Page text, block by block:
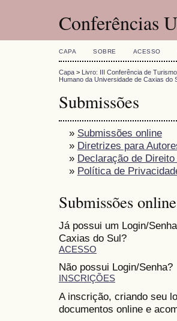
Conferências
CAPA SOBRE ACESSO
Capa > Livro: III Conferência de
Humano da Universidade de Caxias do
Submissões
» Submissões online
» Diretrizes para
» Declaração de Direito
» Política de
Submissões online
Já possui um Login/
Caxias do Sul?
ACESSO
Não possui Login/Senha?
INSCRIÇÕES
A inscrição, criando seu
documentos online e